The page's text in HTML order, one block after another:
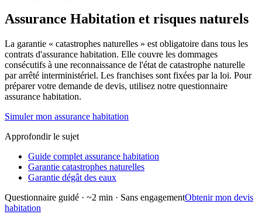
Assurance Habitation et risques naturels
La garantie « catastrophes naturelles » est obligatoire dans tous les
contrats d'assurance habitation. Elle couvre les dommages
consécutifs à une reconnaissance de l'état de catastrophe naturelle
par arrêté interministériel. Les franchises sont fixées par la loi. Pour
préparer votre demande de devis, utilisez notre questionnaire
assurance habitation.
Simuler mon assurance habitation
Approfondir le sujet
Guide complet assurance habitation
Garantie catastrophes naturelles
Garantie dégât des eaux
Questionnaire guidé · ~2 min · Sans engagementObtenir mon devis
habitation